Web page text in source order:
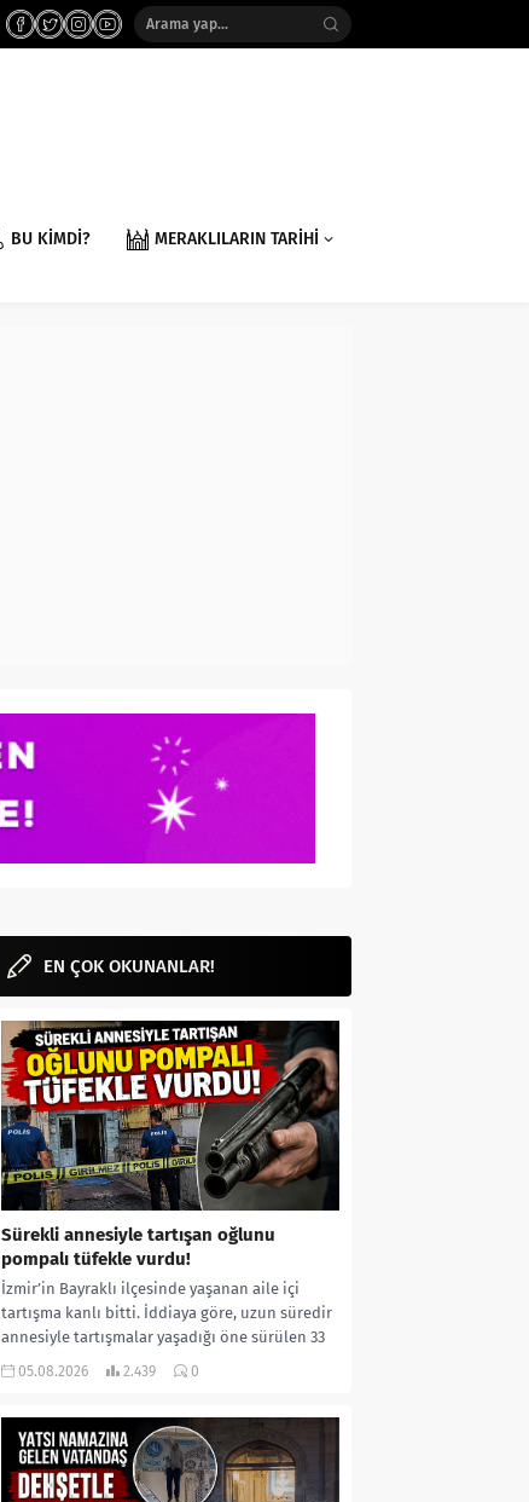
BU KİMDİ? MERAKLILARIN TARİHİ
EN ÇOK OKUNANLAR!
Sürekli annesiyle tartışan oğlunu
pompalı tüfekle vurdu!
İzmir’in Bayraklı ilçesinde yaşanan aile içi
tartışma kanlı bitti. İddiaya göre, uzun süredir
annesiyle tartışmalar yaşadığı öne sürülen 33
yaşındaki...
05.08.2026 2.439 0